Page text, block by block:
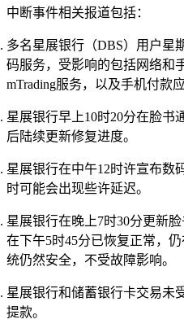
中断事件相关报道包括：
多名星展银行（DBS）用户星
码服务，受影响的包括网络和
mTrading服务，以及手机付款应
星展银行早上10时20分在脸书
后陆续更新修复进度。
星展银行在中午12时许宣布数
时可能会出现些许延迟。
星展银行在晚上7时30分更新
在下午5时45分已恢复正常，
统仍然安全，不受故障影响。
星展银行和储蓄银行卡交易未
提款。